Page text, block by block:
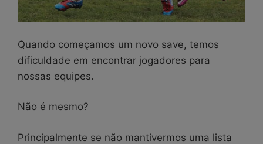
Quando começamos um novo save, temos
dificuldade em encontrar jogadores para
nossas equipes.
Não é mesmo?
Principalmente se não mantivermos uma lista